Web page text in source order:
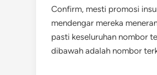
Confirm, mesti promosi
mendengar mereka
pasti keseluruhan nombor
dibawah adalah nombor